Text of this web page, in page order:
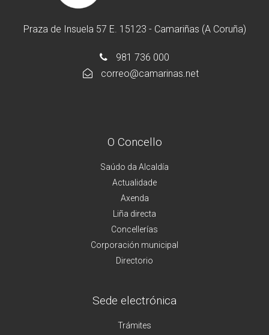
Praza de Insuela 57 E. 15123 - Camariñas (A Coruña)
981 736 000
correo@camarinas.net
O Concello
Saúdo da Alcaldía
Actualidade
Axenda
Liña directa
Concellerías
Corporación municipal
Directorio
Sede electrónica
Trámites